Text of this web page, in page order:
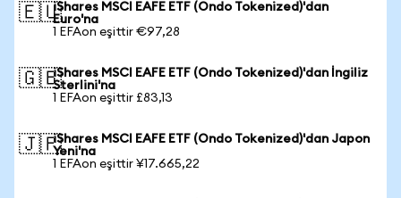
🇪🇺iShares MSCI EAFE ETF (Ondo Tokenized)'dan
Euro'na
1 EFAon eşittir €97,28
🇬🇧iShares MSCI EAFE ETF (Ondo Tokenized)'dan İngiliz
Sterlini'na
1 EFAon eşittir £83,13
🇯🇵iShares MSCI EAFE ETF (Ondo Tokenized)'dan Japon
Yeni'na
1 EFAon eşittir ¥17.665,22